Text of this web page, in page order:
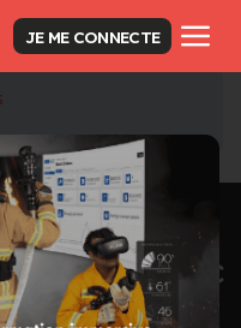
JE ME CONNECTE
des pompiers
Frédéric